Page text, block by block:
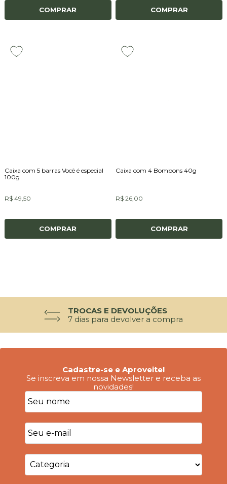
COMPRAR COMPRAR
Caixa com 5 barras Você é especial
100g
R$ 49,50
COMPRAR
Caixa com 4 Bombons 40g
R$ 26,00
COMPRAR
TROCAS E DEVOLUÇÕES
7 dias para devolver a compra
Cadastre-se e Aproveite!
Se inscreva em nossa Newsletter e receba as
novidades!